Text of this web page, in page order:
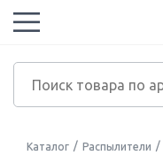
Каталог Распылители